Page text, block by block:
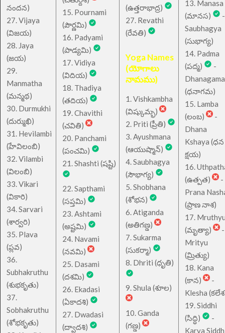
నందన)
27. Vijaya
(విజయ)
28. Jaya
(జయ)
29.
Manmatha
(మన్మథ)
30. Durmukhi
(దుర్ముఖి)
31. Hevilambi
(హేవిలంబి)
32. Vilambi
(విలంబి)
33. Vikari
(వికారి)
34. Sarvari
(శార్వరి)
35. Plava
(ప్లవ)
36.
Subhakruthu
(శుభకృతు)
37.
Sobhakruthu
(శోభకృతు)
15. Pournami
(పౌర్ణమి)
16. Padyami
(పాడ్యమి)
17. Vidiya
(విదియ)
18. Thadiya
(తదియ)
19. Chavithi
(చవితి)
20. Panchami
(పంచమి)
21. Shashti (షష్టి)
22. Sapthami
(సప్తమి)
23. Ashtami
(అష్టమి)
24. Navami
(నవమి)
25. Dasami
(దశమి)
26. Ekadasi
(ఏకాదశి)
27. Dwadasi
(ద్వాదశి)
(ఉత్తరాభాద్ర)
27. Revathi
(రేవతి)
Yoga Names
(యోగాలు
నామము)
1. Vishkambha
(విష్కుమ్భ)
2. Priti (ప్రీతి)
3. Ayushmana
(ఆయుష్మాన్)
4. Saubhagya
(సౌభాగ్య)
5. Shobhana
(శోభన)
6. Atiganda
(అతిగణ్డ)
7. Sukarma
(సుకర్మా)
8. Dhriti (ధృతి)
9. Shula (శూల)
10. Ganda
(గణ్డ)
13. Manasa
(మానస)
-
Saubhagya
(సుభాగ్య)
14. Padma
(పద్మ)
-
Dhanagama
(ధనాగమ)
15. Lamba
(లంబ)
-
Dhana
Kshaya (ధన
క్షయ)
16.
(ఉత్పత)
-
Prana
(ప్రాణ నాశ)
17.
(మృత్యా)
-
Mrityu
(మ్రిత్యు)
18. Kana
(కాన)
-
Klesha
19. Siddhi
(సిద్ధి)
-
Karya